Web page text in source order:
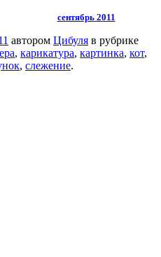
сентябрь 2011
автором Цибуля в рубрике
, карикатура, картинка, кот,
, слежение.